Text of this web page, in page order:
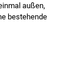
außen,
bestehende